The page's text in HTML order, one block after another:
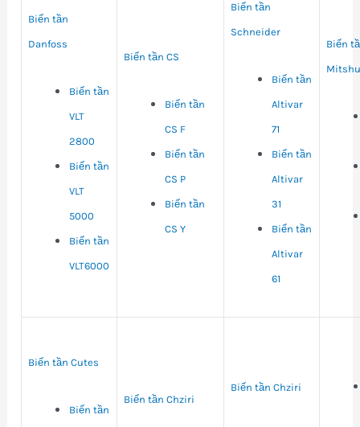
Biến tần
Danfoss
Biến tần
VLT
2800
Biến tần
VLT
5000
Biến tần
VLT6000
Biến tần CS
Biến tần
CS F
Biến tần
CS P
Biến tần
CS Y
Biến tần
Schneider
Biến tần
Altivar
71
Biến tần
Altivar
31
Biến tần
Altivar
61
Biến
Biến tần Cutes
Biến tần
Biến tần Chziri
Biến tần Chziri